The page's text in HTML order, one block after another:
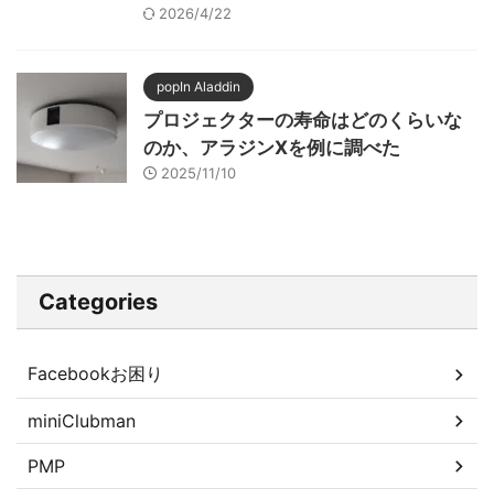
2026/4/22
popIn Aladdin
プロジェクターの寿命はどのくらいな
のか、アラジンXを例に調べた
2025/11/10
Categories
Facebookお困り
miniClubman
PMP